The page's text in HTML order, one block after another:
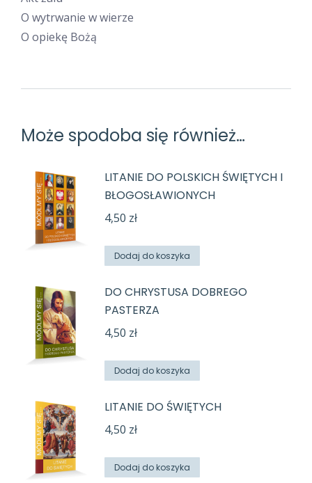
O wytrwanie w wierze
O opiekę Bożą
Może spodoba się również…
LITANIE DO POLSKICH ŚWIĘTYCH I
BŁOGOSŁAWIONYCH
4,50 zł
Dodaj do koszyka
DO CHRYSTUSA DOBREGO
PASTERZA
4,50 zł
Dodaj do koszyka
LITANIE DO ŚWIĘTYCH
4,50 zł
Dodaj do koszyka